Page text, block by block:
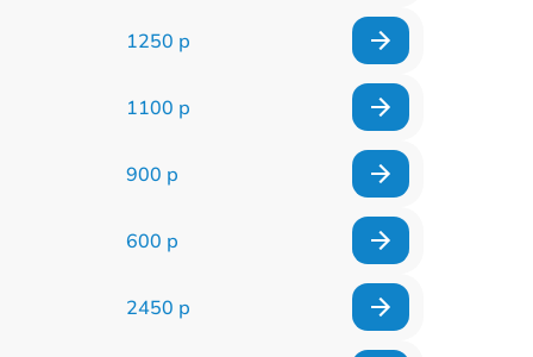
1250 р
1100 р
900 р
600 р
2450 р